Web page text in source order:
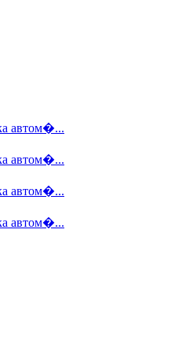
автом�...
автом�...
автом�...
автом�...